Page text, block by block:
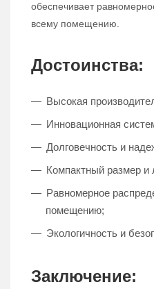
обеспечивает
всему помещению.
Достоинства:
Высокая
Инновационная
Долговечность и
Компактный размер и
Равномерное
помещению;
Экологичность и
Заключение: